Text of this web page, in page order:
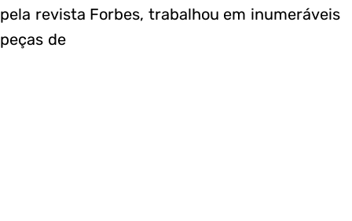
pela revista Forbes, trabalhou em inumeráveis
peças de